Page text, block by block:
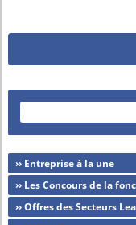
›› Entreprise à la une
›› Les Concours de la
›› Offres des Secteurs